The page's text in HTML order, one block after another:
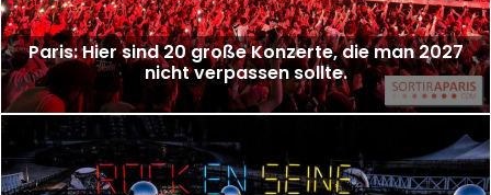
Paris: Hier sind 20 große Konzerte, die man 2027
nicht verpassen sollte.